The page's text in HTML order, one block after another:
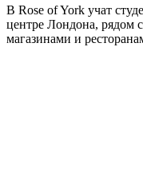
В Rose of York учат
центре Лондона, рядом
магазинами и